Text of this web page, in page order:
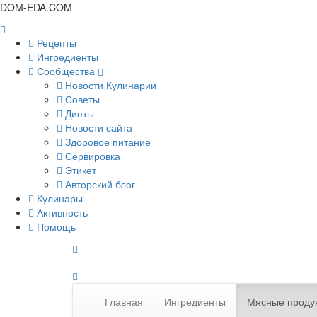
DOM-EDA.COM
Рецепты
Ингредиенты
Сообщества
Новости Кулинарии
Советы
Диеты
Новости сайта
Здоровое питание
Сервировка
Этикет
Авторский блог
Кулинары
Активность
Помощь
Главная Ингредиенты Мясные